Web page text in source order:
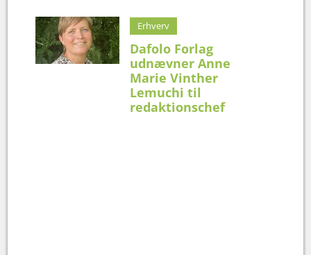
Erhverv
Dafolo Forlag
udnævner Anne
Marie Vinther
Lemuchi til
redaktionschef